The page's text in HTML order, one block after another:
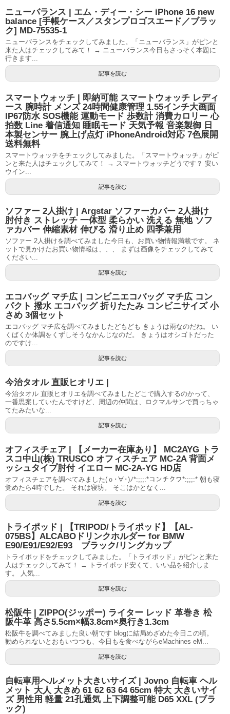
ニューバランス | エム・ディー・シー iPhone 16 new
balance [手帳ケース／スタンプロゴスエード／ブラッ
ク] MD-75535-1
ニューバランスをチェックしてみました。「ニューバランス」がピンと
来た人はチェックしてみて！ → ニューバランス今日もさっそく本題に
行きます...
記事を読む
スマートウォッチ | 即納可能 スマートウォッチ レディ
ース 腕時計 メンズ 24時間健康管理 1.55インチ大画面
IP67防水 SOS機能 運動モード 歩数計 消費カロリー 心
拍数 Line 着信通知 睡眠モード 天気予報 音楽製御 日
本製センサー 腕上げ点灯 iPhoneAndroid対応 7色展開
送料無料
スマートウォッチをチェックしてみました。「スマートウォッチ」がピ
ンと来た人はチェックしてみて！ → スマートウォッチどうです？ 安い
ウイン...
記事を読む
ソファー 2人掛け | Argstar ソファーカバー 2人掛け
肘付き ストレッチ 一体型 柔らかい 洗える 無地 ソフ
ァカバー 伸縮素材 伸びる 滑り止め 四季兼用
ソファー 2人掛けを調べてみました今日も、お買い物情報満載です。 ネ
ットで見かけたお買い物情報は、、、 まずは画像をチェックしてみて
ください...
記事を読む
エコバッグ マチ広 | コンビニエコバッグ マチ広 コン
パクト 撥水 エコバッグ 折りたたみ コンビニサイズ 小
さめ 3個セット
エコバッグ マチ広を調べてみましたどもども きょうは雨なのだね。 い
くばくか体調をくずしそうなかんじなのだ。 きょうはオシゴトだった
のですけ...
記事を読む
今治タオル 直販ヒオリエ |
今治タオル 直販ヒオリエを調べてみましたどこで購入するのかって、
一番思案していたんですけど、周辺の仲間は、ロクマルサンで買っちゃ
てたみたいな...
記事を読む
オフィスチェア | 【メーカー在庫あり】 MC2AYG トラ
スコ中山(株) TRUSCO オフィスチェア MC-2A 背面メ
ッシュタイプ肘付 イエロー MC-2A-YG HD店
オフィスチェアを調べてみました(ｏ･∀･)ﾉ*:;;;:*コンチクワ*:;;;:* 朝も寝
覚めたら4時でした。 それは寝坊。 そこはかとなく...
記事を読む
トライポッド | 【TRIPOD/トライポッド】【AL-
075BS】ALCABOドリンクホルダー for BMW
E90/E91/E92/E93 ブラック/リングカップ
トライポッドをチェックしてみました。「トライポッド」がピンと来た
人はチェックしてみて！ → トライポッド安くて、いい品を紹介しま
す。 人気...
記事を読む
松阪牛 | ZIPPO(ジッポー) ライター レッド 革巻き 松
阪牛革 高さ5.5cm×幅3.8cm×奥行き1.3cm
松阪牛を調べてみました良い朝です blogに結局めざめた今日この頃。
勧められないとおもいつつも、今日もを食べながらeMachines eM...
記事を読む
自転車用ヘルメット大きいサイズ | Jovno 自転車 ヘル
メット 大人 大きめ 61 62 63 64 65cm 特大 大きいサイ
ズ 男性用 軽量 21孔通気 上下調整可能 D65 XXL (ブラ
ック)